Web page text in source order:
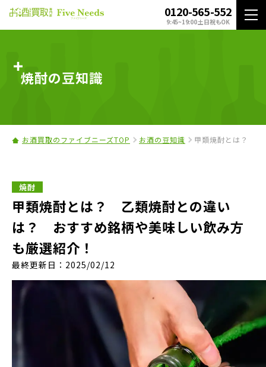
0120-565-552
9:45~19:00 土日祝もOK
焼酎の豆知識
お酒買取のファイブニーズTOP お酒の豆知識 甲類焼酎とは？ 乙
焼酎
甲類焼酎とは？ 乙類焼酎との違い
は？ おすすめ銘柄や美味しい飲み方
も厳選紹介！
最終更新日：2025/02/12